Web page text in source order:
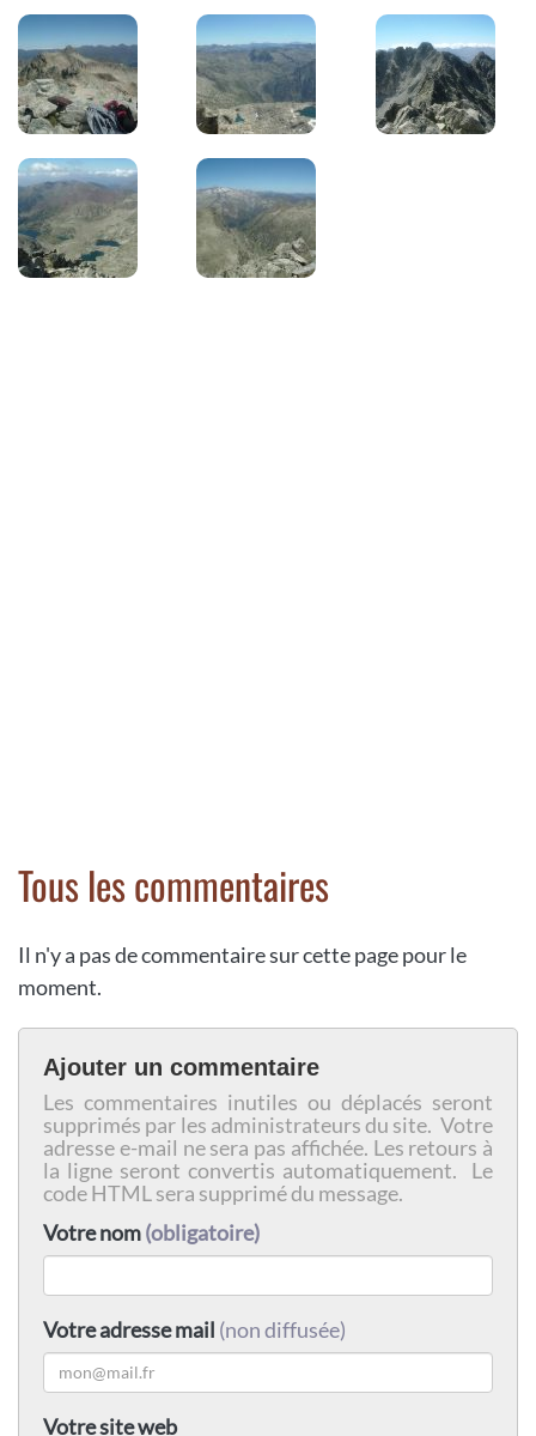
Tous les commentaires
Il n'y a pas de commentaire sur cette page pour le
moment.
Ajouter un commentaire
Les commentaires inutiles ou déplacés seront
supprimés par les administrateurs du site. Votre
adresse e-mail ne sera pas affichée. Les retours à
la ligne seront convertis automatiquement. Le
code HTML sera supprimé du message.
Votre nom(obligatoire)
Votre adresse mail (non diffusée)
Votre site web